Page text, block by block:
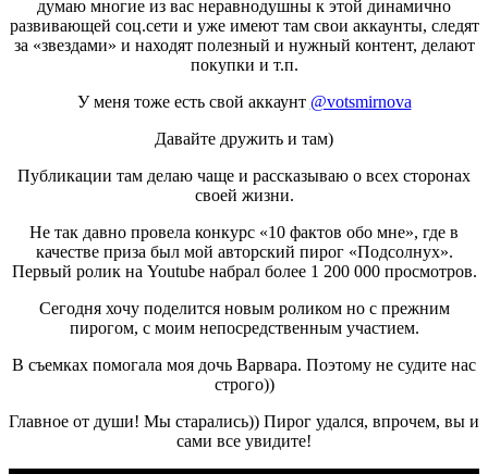
думаю многие из вас неравнодушны к этой динамично
развивающей соц.сети и уже имеют там свои аккаунты, следят
за «звездами» и находят полезный и нужный контент, делают
покупки и т.п.
У меня тоже есть свой аккаунт @votsmirnova
Давайте дружить и там)
Публикации там делаю чаще и рассказываю о всех сторонах
своей жизни.
Не так давно провела конкурс «10 фактов обо мне», где в
качестве приза был мой авторский пирог «Подсолнух».
Первый ролик на Youtube набрал более 1 200 000 просмотров.
Сегодня хочу поделится новым роликом но с прежним
пирогом, с моим непосредственным участием.
В съемках помогала моя дочь Варвара. Поэтому не судите нас
строго))
Главное от души! Мы старались)) Пирог удался, впрочем, вы и
сами все увидите!